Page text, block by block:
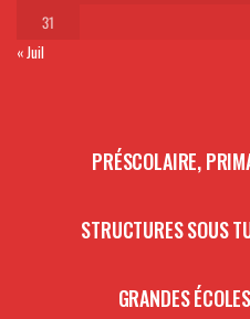
31
« Juil
PRÉSCOLAIRE,
STRUCTURES SOUS
GRANDES